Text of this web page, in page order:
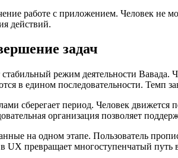
работе с приложением. Человек не
действий.
задач
стабильный режим деятельности
в едином последовательности. Темп
сберегает период. Человек
организация позволяет
на одном этапе. Пользователь
UX превращает многоступенчатый путь